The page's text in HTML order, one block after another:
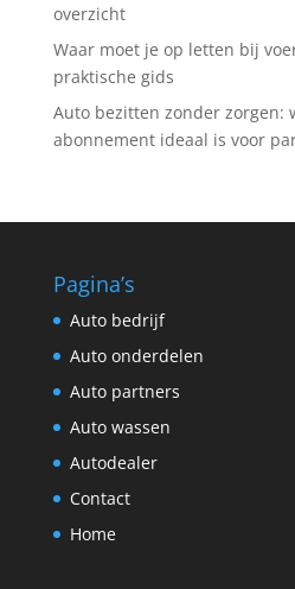
overzicht
Waar moet je op letten bij
praktische gids
Auto bezitten zonder zorgen:
abonnement ideaal is voor
Pagina’s
Auto bedrijf
Auto onderdelen
Auto partners
Auto wassen
Autodealer
Contact
Home